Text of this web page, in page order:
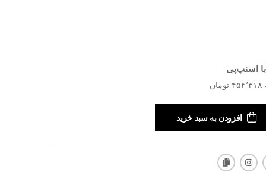
اسنپ‌پی
افزودن به سبد خرید